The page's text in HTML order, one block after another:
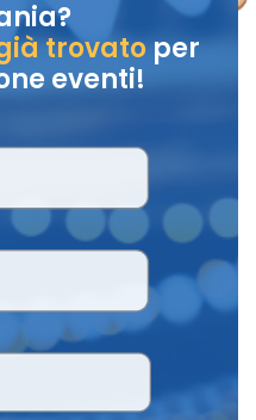
trovatoper
eventi!